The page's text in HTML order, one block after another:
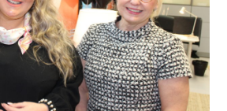
KULTUR
HISTORIA
ALLMÄN
ANNONSÖRER